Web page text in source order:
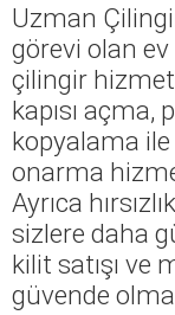
Uzman
görevi olan ev
çilingir
kapısı açma,
kopyalama
onarma
Ayrıca
sizlere daha
kilit satışı ve
güvende